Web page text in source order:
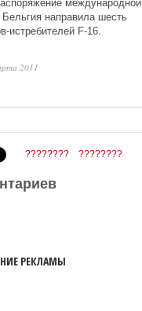
международной
Бельгия направила шесть
истребителей F-16.
2011
???????? ????????
РЕКЛАМЫ